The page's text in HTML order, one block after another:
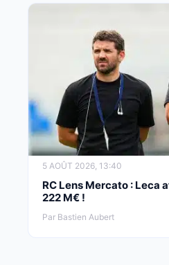
5 AOÛT 2026, 13:40
RC Lens Mercato : Leca
222 M€ !
Par Bastien Aubert